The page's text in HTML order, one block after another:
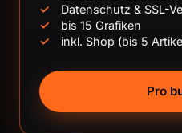
Datenschutz & SSL-
bis 15 Grafiken
inkl. Shop (bis 5
Pro